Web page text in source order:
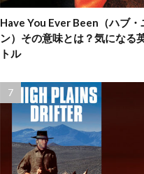
Have You Ever Been（ハブ
ン）その意味とは？気になる
トル